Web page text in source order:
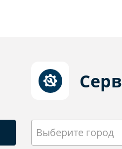
Выберите город